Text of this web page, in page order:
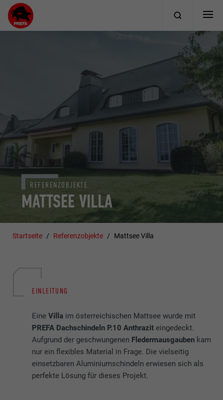
MATTSEE VILLA
REFERENZOBJEKTE
Startseite Referenzobjekte Mattsee Villa
EINLEITUNG
EineVilla im österreichischen Mattsee wurde mit
PREFA Dachschindeln P.10 Anthrazit eingedeckt.
Aufgrund der geschwungenen Fledermausgauben kam
nur ein flexibles Material in Frage. Die vielseitig
einsetzbaren Aluminiumschindeln erwiesen sich als
perfekte Lösung für dieses Projekt.